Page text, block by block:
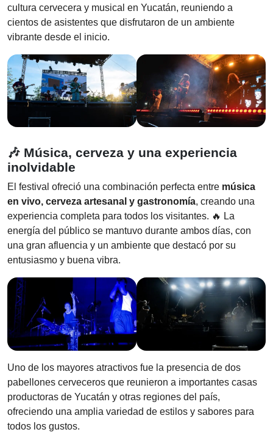
cultura cervecera y musical en Yucatán, reuniendo a
cientos de asistentes que disfrutaron de un ambiente
vibrante desde el inicio.
🎶 Música, cerveza y una experiencia
inolvidable
El festival ofreció una combinación perfecta entre música
en vivo, cerveza artesanal y gastronomía, creando una
experiencia completa para todos los visitantes. 🔥 La
energía del público se mantuvo durante ambos días, con
una gran afluencia y un ambiente que destacó por su
entusiasmo y buena vibra.
Uno de los mayores atractivos fue la presencia de dos
pabellones cerveceros que reunieron a importantes casas
productoras de Yucatán y otras regiones del país,
ofreciendo una amplia variedad de estilos y sabores para
todos los gustos.